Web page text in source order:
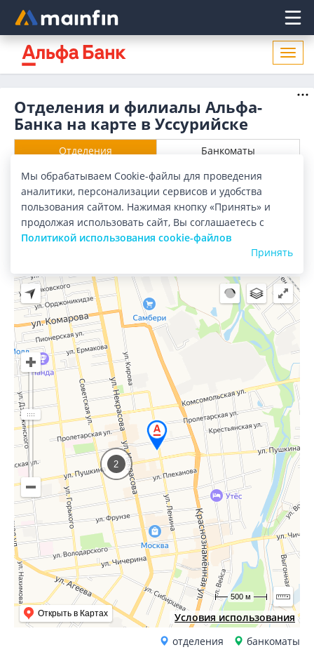
Главное меню
Отделения и филиалы Альфа-
Банка на карте в Уссурийске
Отделения Банкоматы
Все банки Карта Список
Город:Уссурийск
Условия использования
Открыть в Картах
500 м
2
отделения банкоматы
Мы обрабатываем Cookie-файлы для проведения
аналитики, персонализации сервисов и удобства
пользования сайтом. Нажимая кнопку «Принять» и
продолжая использовать сайт, Вы соглашаетесь с
Политикой использования cookie-файлов
Принять